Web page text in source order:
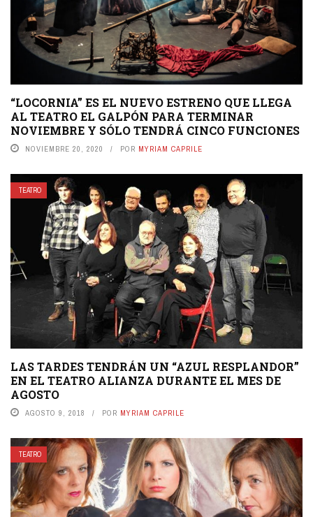
“LOCORNIA” ES EL NUEVO ESTRENO QUE LLEGA
AL TEATRO EL GALPÓN PARA TERMINAR
NOVIEMBRE Y SÓLO TENDRÁ CINCO FUNCIONES
NOVIEMBRE 20, 2020 POR MYRIAM CAPRILE
TEATRO
LAS TARDES TENDRÁN UN “AZUL RESPLANDOR”
EN EL TEATRO ALIANZA DURANTE EL MES DE
AGOSTO
AGOSTO 9, 2018 POR MYRIAM CAPRILE
TEATRO